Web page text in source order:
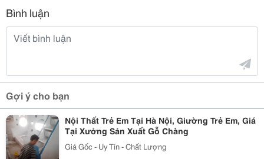
Bình luận
Gợi ý cho bạn
Nội Thất Trẻ Em Tại Hà Nội, Giường Trẻ Em, Giá
Tại Xưởng Sản Xuất Gỗ Chàng
Giá Gốc - Uy Tín - Chất Lượng